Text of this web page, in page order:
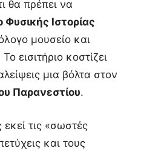
θα πρέπει να
Φυσικής Ιστορίας
μουσείο και
εισιτήριο κοστίζει
μια βόλτα στον
Παρανεστίου.
τις «σωστές
και τους